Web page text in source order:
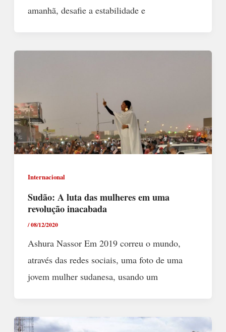
amanhã, desafie a estabilidade e
Internacional
Sudão: A luta das mulheres em uma
revolução inacabada
/08/12/2020
Ashura Nassor Em 2019 correu o mundo,
através das redes sociais, uma foto de uma
jovem mulher sudanesa, usando um